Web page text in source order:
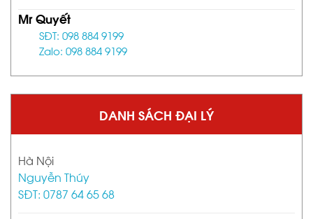
Mr Quyết
SĐT: 098 884 9199
Zalo: 098 884 9199
DANH SÁCH ĐẠI LÝ
Hà Nội
Nguyễn Thúy
SĐT: 0787 64 65 68